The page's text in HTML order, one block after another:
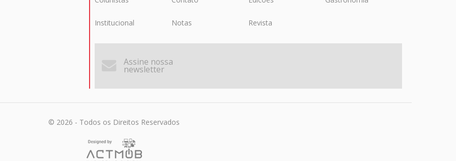
Institucional Notas Revista
Assine nossa
newsletter
© 2026 - Todos os Direitos Reservados